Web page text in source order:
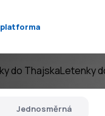
do ThajskaLetenky
Jednosměrná